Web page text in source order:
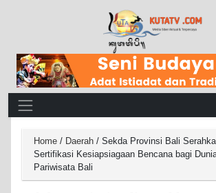
Main Navigation
Home / Daerah / Sekda Provinsi Bali
Sertifikasi Kesiapsiagaan Bencana bagi
Pariwisata Bali